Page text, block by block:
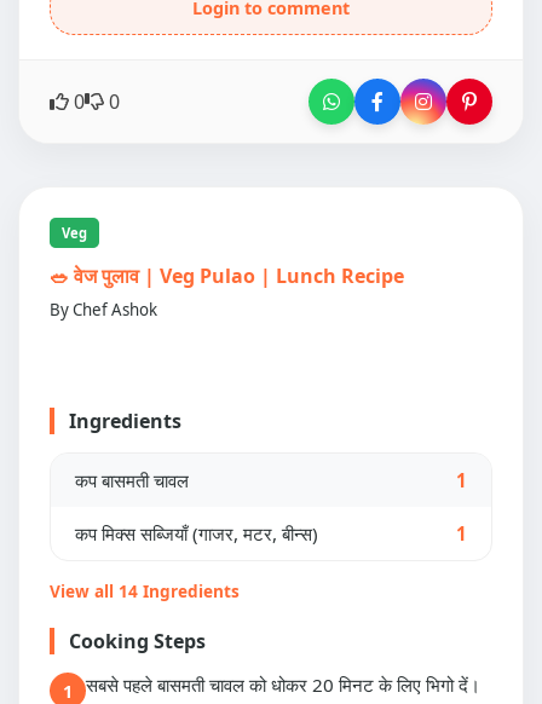
Login to comment
0 0
Veg
🥗 वेज पुलाव | Veg Pulao | Lunch Recipe
By Chef Ashok
Ingredients
कप बासमती चावल 1
कप मिक्स सब्जियाँ (गाजर, मटर, बीन्स) 1
View all 14 Ingredients
Cooking Steps
1 सबसे पहले बासमती चावल को धोकर 20 मिनट के लिए भिगो दें।